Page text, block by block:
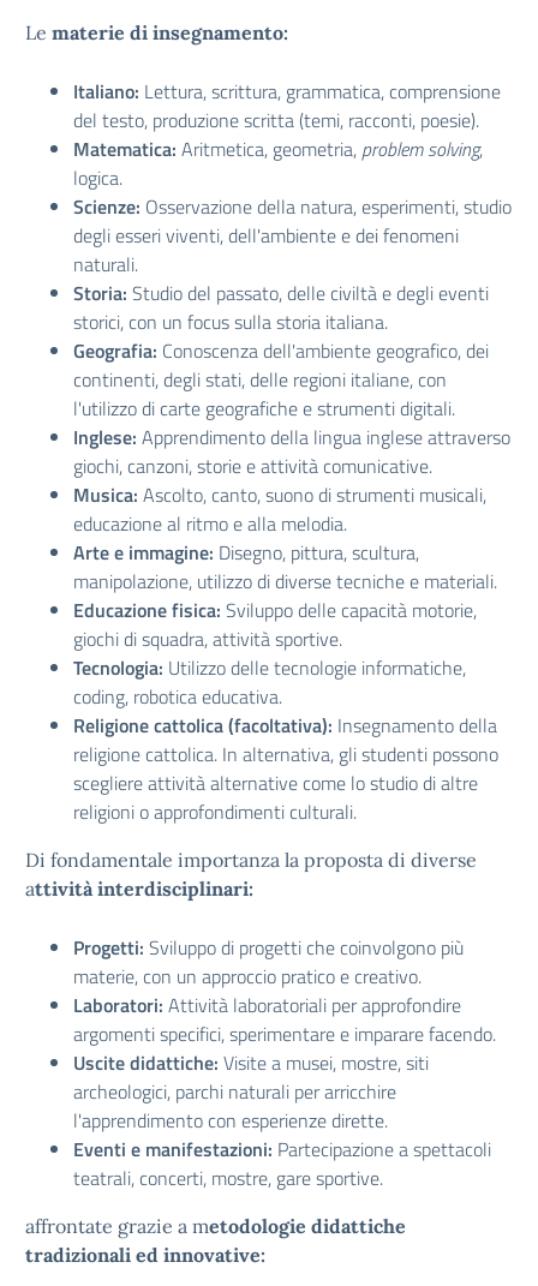
Le materie di insegnamento:
Italiano: Lettura, scrittura, grammatica, comprensione
del testo, produzione scritta (temi, racconti, poesie).
Matematica: Aritmetica, geometria, problem solving,
logica.
Scienze: Osservazione della natura, esperimenti, studio
degli esseri viventi, dell'ambiente e dei fenomeni
naturali.
Storia: Studio del passato, delle civiltà e degli eventi
storici, con un focus sulla storia italiana.
Geografia: Conoscenza dell'ambiente geografico, dei
continenti, degli stati, delle regioni italiane, con
l'utilizzo di carte geografiche e strumenti digitali.
Inglese: Apprendimento della lingua inglese attraverso
giochi, canzoni, storie e attività comunicative.
Musica: Ascolto, canto, suono di strumenti musicali,
educazione al ritmo e alla melodia.
Arte e immagine: Disegno, pittura, scultura,
manipolazione, utilizzo di diverse tecniche e materiali.
Educazione fisica: Sviluppo delle capacità motorie,
giochi di squadra, attività sportive.
Tecnologia: Utilizzo delle tecnologie informatiche,
coding, robotica educativa.
Religione cattolica (facoltativa): Insegnamento della
religione cattolica. In alternativa, gli studenti possono
scegliere attività alternative come lo studio di altre
religioni o approfondimenti culturali.
Di fondamentale importanza la proposta di diverse
attività interdisciplinari:
Progetti: Sviluppo di progetti che coinvolgono più
materie, con un approccio pratico e creativo.
Laboratori: Attività laboratoriali per approfondire
argomenti specifici, sperimentare e imparare facendo.
Uscite didattiche: Visite a musei, mostre, siti
archeologici, parchi naturali per arricchire
l'apprendimento con esperienze dirette.
Eventi e manifestazioni: Partecipazione a spettacoli
teatrali, concerti, mostre, gare sportive.
affrontate grazie a metodologie didattiche
tradizionali ed innovative: